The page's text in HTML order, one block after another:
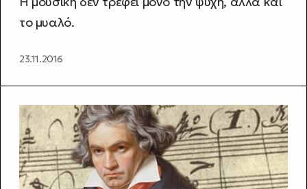
το μυαλό.
23.11.2016